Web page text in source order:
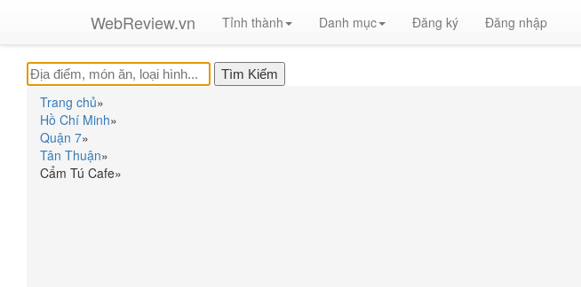
WebReview.vn Tỉnh thành Danh mục Đăng ký Đăng nhập
Trang chủ»
Hồ Chí Minh»
Quận 7»
Tân Thuận»
Cẩm Tú Cafe»